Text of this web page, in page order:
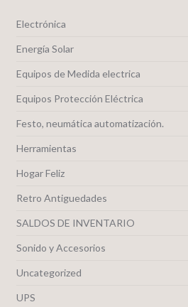
Electrónica
Energía Solar
Equipos de Medida electrica
Equipos Protección Eléctrica
Festo, neumática automatización.
Herramientas
Hogar Feliz
Retro Antiguedades
SALDOS DE INVENTARIO
Sonido y Accesorios
Uncategorized
UPS